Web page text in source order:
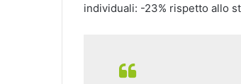
individuali: -23% rispetto allo